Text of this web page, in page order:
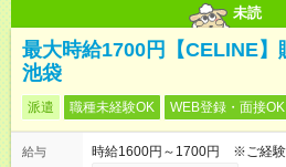
未読
最大時給1700円【CELINE
池袋
派遣 職種未経験OK WEB登録・面接OK
給与
時給1600円～1700円 ※ご経験